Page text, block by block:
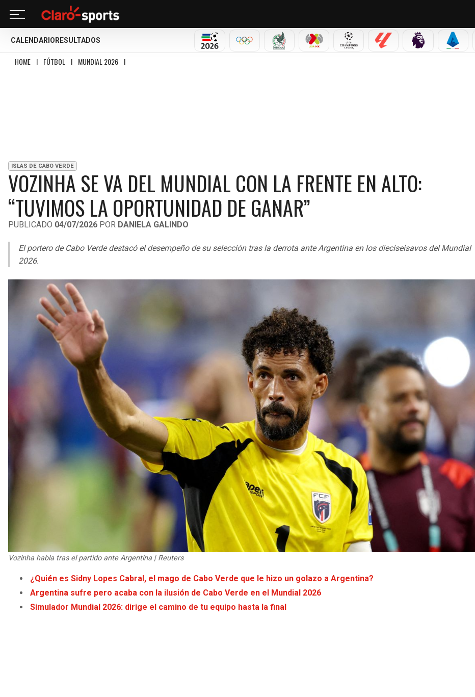
CALENDARIO RESULTADOS
MUNDIAL 2026OLÍMPICOSSELECCIÓN MEXICANA
LIGA MX CHAMPIONS LEAGUE
LALIGA PREMIER LEAGUE
SERIE A
HOME I FÚTBOL I MUNDIAL 2026 I
ISLAS DE CABO VERDE
VOZINHA SE VA DEL MUNDIAL CON LA FRENTE EN ALTO:
“TUVIMOS LA OPORTUNIDAD DE GANAR”
PUBLICADO 04/07/2026 POR DANIELA GALINDO
El portero de Cabo Verde destacó el desempeño de su selección tras la derrota ante Argentina en los dieciseisavos del Mundial
2026.
Vozinha habla tras el partido ante Argentina | Reuters
¿Quién es Sidny Lopes Cabral, el mago de Cabo Verde que le hizo un golazo a Argentina?
Argentina sufre pero acaba con la ilusión de Cabo Verde en el Mundial 2026
Simulador Mundial 2026: dirige el camino de tu equipo hasta la final